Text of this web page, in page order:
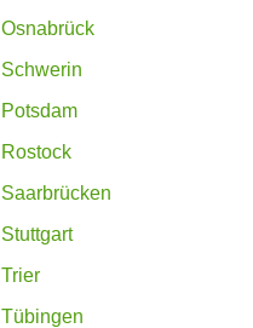
Osnabrück
Schwerin
Potsdam
Rostock
Saarbrücken
Stuttgart
Trier
Tübingen